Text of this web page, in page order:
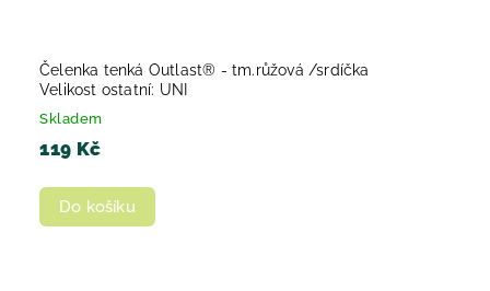
Čelenka tenká Outlast® - tm.růžová /srdíčka
Velikost ostatní: UNI
Skladem
119 Kč
Do košíku